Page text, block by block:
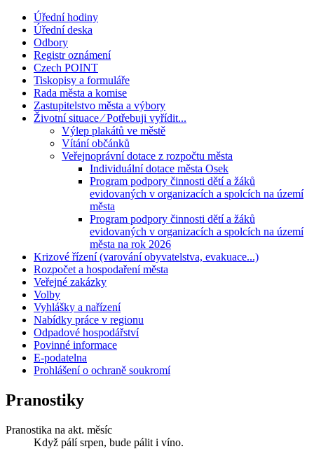
Úřední hodiny
Úřední deska
Odbory
Registr oznámení
Czech POINT
Tiskopisy a formuláře
Rada města a komise
Zastupitelstvo města a výbory
Životní situace ⁄ Potřebuji vyřídit...
Výlep plakátů ve městě
Vítání občánků
Veřejnoprávní dotace z rozpočtu města
Individuální dotace města Osek
Program podpory činnosti dětí a žáků
evidovaných v organizacích a spolcích na území
města
Program podpory činnosti dětí a žáků
evidovaných v organizacích a spolcích na území
města na rok 2026
Krizové řízení (varování obyvatelstva, evakuace...)
Rozpočet a hospodaření města
Veřejné zakázky
Volby
Vyhlášky a nařízení
Nabídky práce v regionu
Odpadové hospodářství
Povinné informace
E-podatelna
Prohlášení o ochraně soukromí
Pranostiky
Pranostika na akt. měsíc
Když pálí srpen, bude pálit i víno.